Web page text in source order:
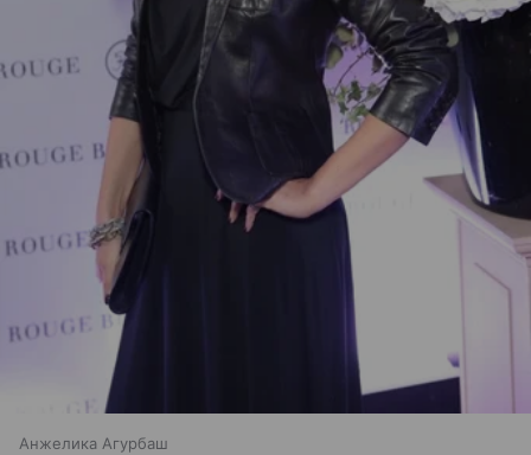
Анжелика Агурбаш